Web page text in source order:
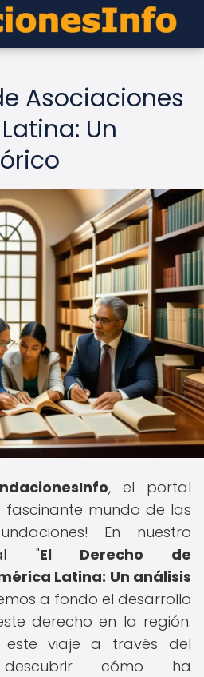
Asociaciones
Un
, el portal
fascinante mundo de las
En nuestro
"El Derecho de
Latina: Un análisis
a fondo el desarrollo
derecho en la región.
este viaje a través del
cómo ha